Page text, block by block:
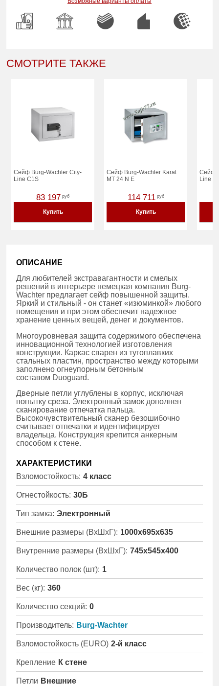
СМОТРИТЕ ТАКЖЕ
Сейф Burg-Wachter City-
Line C1S
83 197 руб
Купить
Сейф Burg-Wachter Karat
MT 24 N E
114 711 руб
Купить
Сейф
Line
ОПИСАНИЕ
Для любителей экстравагантности и смелых
решений в интерьере немецкая компания Burg-
Wachter предлагает сейф повышенной защиты.
Яркий и стильный - он станет «изюминкой» любого
помещения и при этом обеспечит надежное
хранение ценных вещей, денег и документов.
Многоуровневая защита содержимого обеспечена
инновационной технологией изготовления
конструкции. Каркас сварен из тугоплавких
стальных пластин, пространство между которыми
заполнено огнеупорным бетонным
составом Duoguard.
Дверные петли углублены в корпус, исключая
попытку среза. Электронный замок дополнен
сканирование отпечатка пальца.
Высокочувствительный сканер безошибочно
считывает отпечатки и идентифицирует
владельца. Конструкция крепится анкерным
способом к стене.
ХАРАКТЕРИСТИКИ
Взломостойкость: 4 класс
Огнестойкость: 30Б
Тип замка: Электронный
Внешние размеры (ВхШхГ): 1000x695x635
Внутренние размеры (ВхШхГ): 745x545x400
Количество полок (шт): 1
Вес (кг): 360
Количество секций: 0
Производитель: Burg-Wachter
Взломостойкость (EURO) 2-й класс
Крепление К стене
Петли Внешние